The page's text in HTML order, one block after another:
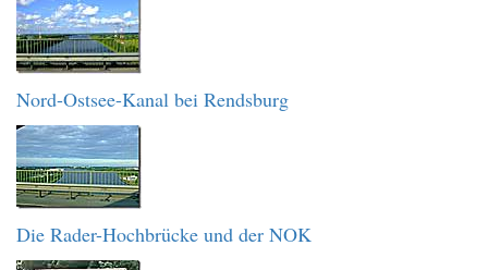
Nord-Ostsee-Kanal bei Rendsburg
Die Rader-Hochbrücke und der NOK